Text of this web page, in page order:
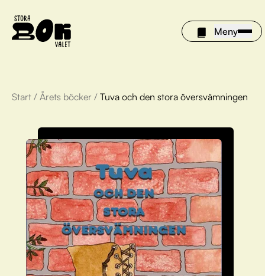
Meny
Årets böcker
Om Stora bokvalet
Olivia tipsar
Vinnare
FAQ
För bibliotek
Start / Årets böcker / Tuva och den stora översvämningen